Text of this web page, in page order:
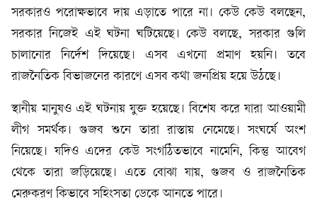
সরকারও পরোক্ষভাবে দায় এড়াতে পারে না। কেউ কেউ বলছেন,
সরকার নিজেই এই ঘটনা ঘটিয়েছে। কেউ বলছে, সরকার গুলি
চালানোর নির্দেশ দিয়েছে। এসব এখনো প্রমাণ হয়নি। তবে
রাজনৈতিক বিভাজনের কারণে এসব কথা জনপ্রিয় হয়ে উঠছে।
স্থানীয় মানুষও এই ঘটনায় যুক্ত হয়েছে। বিশেষ করে যারা আওয়ামী
লীগ সমর্থক। গুজব শুনে তারা রাস্তায় নেমেছে। সংঘর্ষে অংশ
নিয়েছে। যদিও এদের কেউ সংগঠিতভাবে নামেনি, কিন্তু আবেগ
থেকে তারা জড়িয়েছে। এতে বোঝা যায়, গুজব ও রাজনৈতিক
মেরুকরণ কিভাবে সহিংসতা ডেকে আনতে পারে।